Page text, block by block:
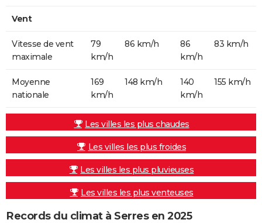
Vent
Vitesse de vent
maximale
79
km/h
86 km/h
86
km/h
83 km/h
Moyenne
nationale
169
km/h
148 km/h
140
km/h
155 km/h
Les villes les plus chaudes
Les villes les plus froides
Les villes les plus pluvieuses
Les villes les plus venteuses
Records du climat à Serres en 2025